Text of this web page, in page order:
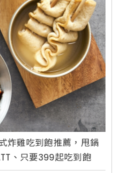
灣市場的高度重視，更預計
炸雞吃到飽推薦，甩鍋
、只要399起吃到飽